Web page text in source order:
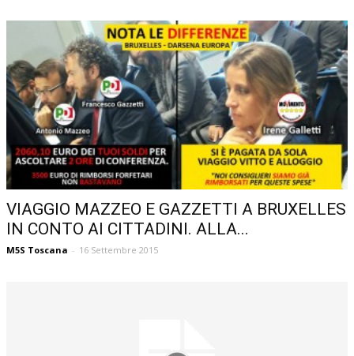
VIAGGIO MAZZEO E GAZZETTI A BRUXELLES
IN CONTO AI CITTADINI. ALLA...
M5S Toscana - 16 Settembre 2015